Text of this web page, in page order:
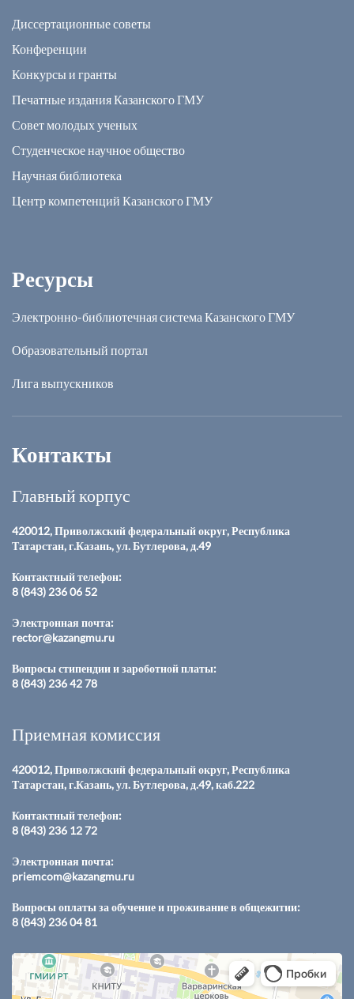
Диссертационные советы
Конференции
Конкурсы и гранты
Печатные издания Казанского ГМУ
Совет молодых ученых
Студенческое научное общество
Научная библиотека
Центр компетенций Казанского ГМУ
Ресурсы
Электронно-библиотечная система Казанского ГМУ
Образовательный портал
Лига выпускников
Контакты
Главный корпус
420012, Приволжский федеральный округ, Республика
Татарстан, г.Казань, ул. Бутлерова, д.49
Контактный телефон:
8 (843) 236 06 52
Электронная почта:
rector@kazangmu.ru
Вопросы стипендии и зароботной платы:
8 (843) 236 42 78
Приемная комиссия
420012, Приволжский федеральный округ, Республика
Татарстан, г.Казань, ул. Бутлерова, д.49, каб.222
Контактный телефон:
8 (843) 236 12 72
Электронная почта:
priemcom@kazangmu.ru
Вопросы оплаты за обучение и проживание в общежитии:
8 (843) 236 04 81